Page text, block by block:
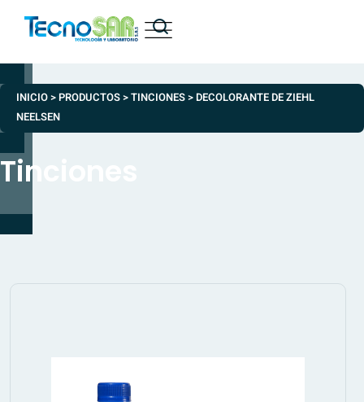
INICIO> PRODUCTOS>TINCIONES> DECOLORANTE DE ZIEHL
NEELSEN
Tinciones